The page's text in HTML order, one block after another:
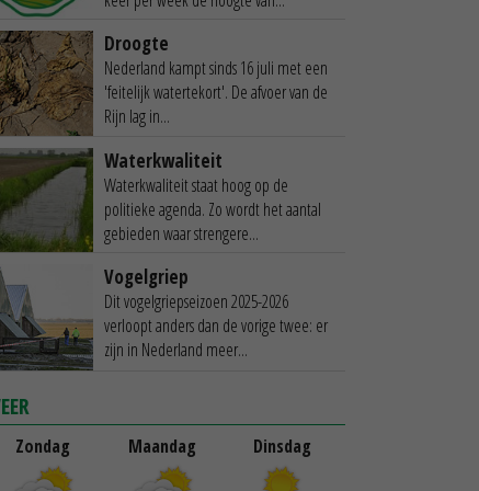
Droogte
Nederland kampt sinds 16 juli met een
'feitelijk watertekort'. De afvoer van de
Rijn lag in...
Waterkwaliteit
Waterkwaliteit staat hoog op de
politieke agenda. Zo wordt het aantal
gebieden waar strengere...
Vogelgriep
Dit vogelgriepseizoen 2025-2026
verloopt anders dan de vorige twee: er
zijn in Nederland meer...
Zondag Maandag Dinsdag